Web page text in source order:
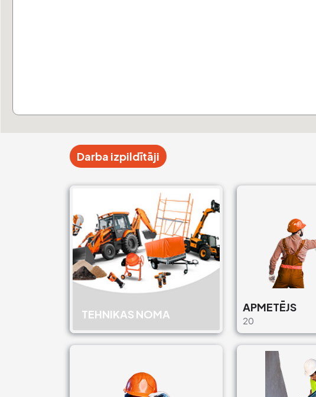
Darba izpildītāji
TEHNIKAS NOMA
APMETĒJS
20